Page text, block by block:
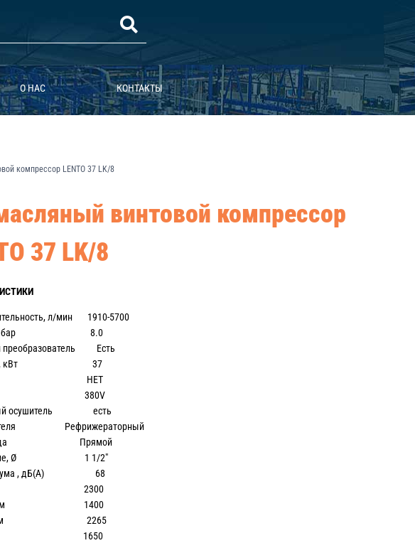
О НАС КОНТАКТЫ
компрессор LENTO 37 LK/8
винтовой компрессор
37 LK/8
л/мин 1910-5700
бар 8.0
преобразователь Есть
кВт 37
л НЕТ
380V
осушитель есть
Рефрижераторный
Прямой
Ø 1 1/2″
шума , дБ(А) 68
мм 2300
мм 1400
мм 2265
кг 1650